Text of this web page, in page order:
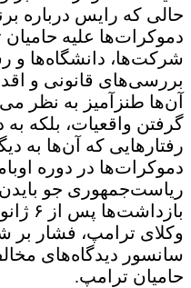
حالی که رایس درباره
دموکرات‌ها علیه
شرکت‌ها، دانشگاه‌ها و
بررسی‌های قانونی و
آن‌ها طنزآمیز به نظر
گرفتن واقعیات، بلکه به
رفتارهایی که آن‌ها به
دموکرات‌ها در دوره
ریاست‌جمهوری جو بایدن
وکلای ترامپ، فشار بر
سانسور دیدگاه‌های
حامیان ترامپ.